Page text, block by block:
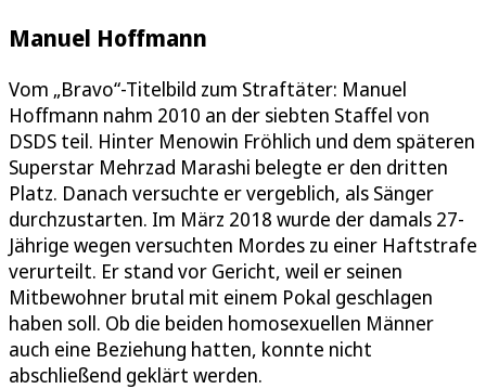
Manuel Hoffmann
Vom „Bravo“-Titelbild zum Straftäter: Manuel
Hoffmann nahm 2010 an der siebten Staffel von
DSDS teil. Hinter Menowin Fröhlich und dem späteren
Superstar Mehrzad Marashi belegte er den dritten
Platz. Danach versuchte er vergeblich, als Sänger
durchzustarten. Im März 2018 wurde der damals 27-
Jährige wegen versuchten Mordes zu einer Haftstrafe
verurteilt. Er stand vor Gericht, weil er seinen
Mitbewohner brutal mit einem Pokal geschlagen
haben soll. Ob die beiden homosexuellen Männer
auch eine Beziehung hatten, konnte nicht
abschließend geklärt werden.